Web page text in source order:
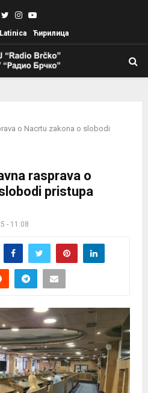
TwitterInstagram
Youtube
Latinica Ћирилица
o Nacrtu zakona o slobodi
rasprava o
pristupa
- 11:08